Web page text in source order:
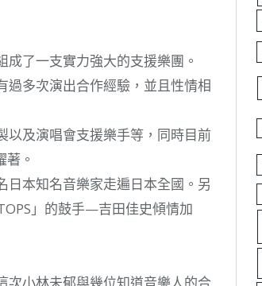
了一支實力強大的支援樂團。
過多次演出合作經驗，並且性情相
及演唱會支援樂手等，同時目前
。
本知名音樂家走遍日本全國。另
」的鼓手—吉田佳史傾情加